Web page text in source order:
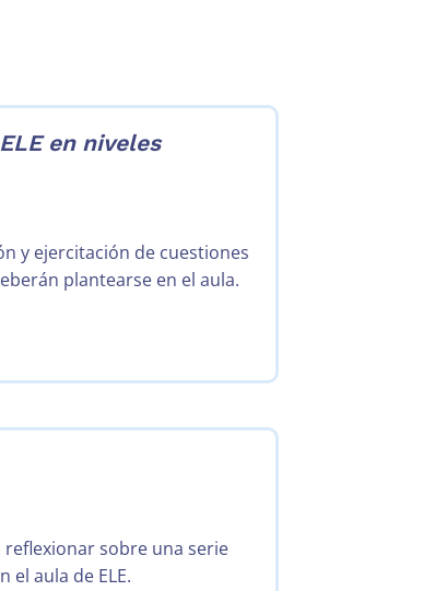
en niveles
y ejercitación de cuestiones
plantearse en el aula.
sobre una serie
el aula de ELE.